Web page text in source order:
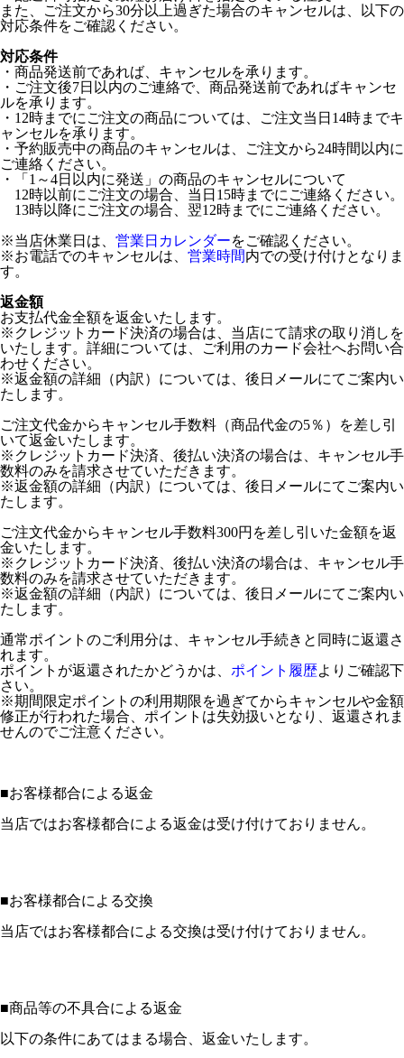
また、ご注文から30分以上過ぎた場合のキャンセルは、以下の
対応条件をご確認ください。
対応条件
・商品発送前であれば、キャンセルを承ります。
・ご注文後7日以内のご連絡で、商品発送前であればキャンセ
ルを承ります。
・12時までにご注文の商品については、ご注文当日14時までキ
ャンセルを承ります。
・予約販売中の商品のキャンセルは、ご注文から24時間以内に
ご連絡ください。
・「1～4日以内に発送」の商品のキャンセルについて
12時以前にご注文の場合、当日15時までにご連絡ください。
13時以降にご注文の場合、翌12時までにご連絡ください。
※当店休業日は、 営業日カレンダーをご確認ください。
※お電話でのキャンセルは、 営業時間内での受け付けとなりま
す。
返金額
お支払代金全額を返金いたします。
※クレジットカード決済の場合は、当店にて請求の取り消しを
いたします。詳細については、ご利用のカード会社へお問い合
わせください。
※返金額の詳細（内訳）については、後日メールにてご案内い
たします。
ご注文代金からキャンセル手数料（商品代金の5％）を差し引
いて返金いたします。
※クレジットカード決済、後払い決済の場合は、キャンセル手
数料のみを請求させていただきます。
※返金額の詳細（内訳）については、後日メールにてご案内い
たします。
ご注文代金からキャンセル手数料300円を差し引いた金額を返
金いたします。
※クレジットカード決済、後払い決済の場合は、キャンセル手
数料のみを請求させていただきます。
※返金額の詳細（内訳）については、後日メールにてご案内い
たします。
通常ポイントのご利用分は、キャンセル手続きと同時に返還さ
れます。
ポイントが返還されたかどうかは、 ポイント履歴よりご確認下
さい。
※期間限定ポイントの利用期限を過ぎてからキャンセルや金額
修正が行われた場合、ポイントは失効扱いとなり、返還されま
せんのでご注意ください。
■お客様都合による返金
当店ではお客様都合による返金は受け付けておりません。
■お客様都合による交換
当店ではお客様都合による交換は受け付けておりません。
■商品等の不具合による返金
以下の条件にあてはまる場合、返金いたします。